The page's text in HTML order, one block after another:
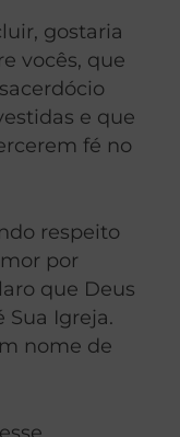
gostaria
vocês, que
e que
fé no
respeito
por
que Deus
Sua Igreja.
nome de